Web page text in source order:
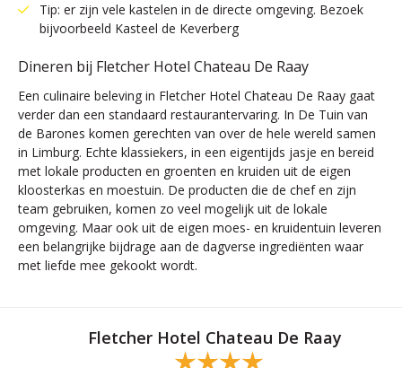
Tip: er zijn vele kastelen in de directe omgeving. Bezoek
bijvoorbeeld Kasteel de Keverberg
Dineren bij Fletcher Hotel Chateau De Raay
Een culinaire beleving in Fletcher Hotel Chateau De Raay gaat
verder dan een standaard restaurantervaring. In De Tuin van
de Barones komen gerechten van over de hele wereld samen
in Limburg. Echte klassiekers, in een eigentijds jasje en bereid
met lokale producten en groenten en kruiden uit de eigen
kloosterkas en moestuin. De producten die de chef en zijn
team gebruiken, komen zo veel mogelijk uit de lokale
omgeving. Maar ook uit de eigen moes- en kruidentuin leveren
een belangrijke bijdrage aan de dagverse ingrediënten waar
met liefde mee gekookt wordt.
Fletcher Hotel Chateau De Raay